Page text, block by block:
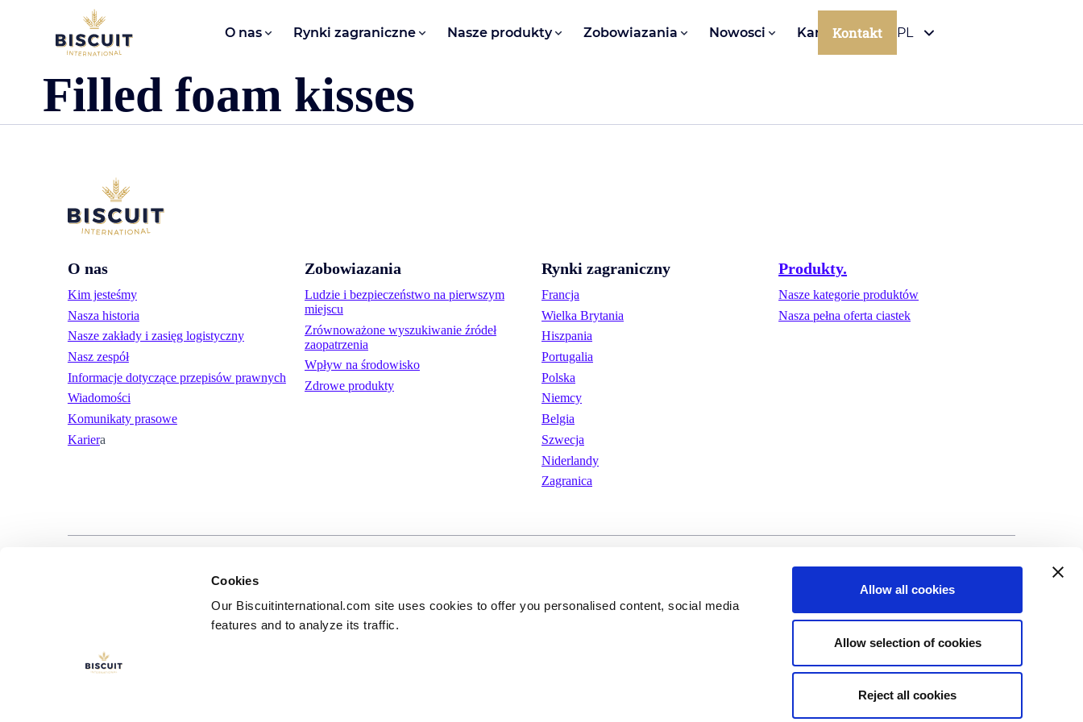
Cookies
Our Biscuitinternational.com site uses cookies to offer you personalised content, social media
features and to analyze its traffic.
Allow all cookies
Allow selection of cookies
Reject all cookies
Aller au contenu O nas​ Rynki zagraniczne Nasze produkty Zobowiazania Nowosci KarieraKontakt PL
Filled foam kisses
O nas
Kim jesteśmy
Nasza historia
Nasze zakłady i zasięg logistyczny
Nasz zespół
Informacje dotyczące przepisów prawnych
Wiadomości
Komunikaty prasowe
Kariera
Zobowiazania
Ludzie i bezpieczeństwo na pierwszym
miejscu
Zrównoważone wyszukiwanie źródeł
zaopatrzenia
Wpływ na środowisko
Zdrowe produkty
Rynki zagraniczny
Francja
Wielka Brytania
Hiszpania
Portugalia
Polska
Niemcy
Belgia
Szwecja
Niderlandy
Zagranica
Produkty.
Nasze kategorie produktów
Nasza pełna oferta ciastek
©Biscuit International 2023